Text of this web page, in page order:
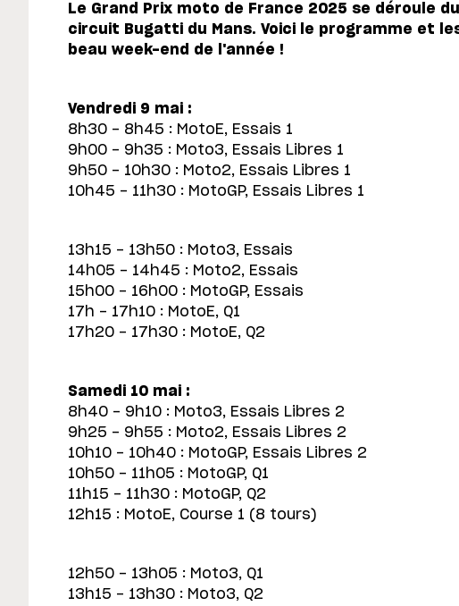
Le Grand Prix moto de France 2025 se déroule
circuit Bugatti du Mans. Voici le programme et
beau week-end de l'année !
Vendredi 9 mai :
8h30 - 8h45 : MotoE, Essais 1
9h00 - 9h35 : Moto3, Essais Libres 1
9h50 - 10h30 : Moto2, Essais Libres 1
10h45 - 11h30 : MotoGP, Essais Libres 1
13h15 - 13h50 : Moto3, Essais
14h05 - 14h45 : Moto2, Essais
15h00 - 16h00 : MotoGP, Essais
17h - 17h10 : MotoE, Q1
17h20 - 17h30 : MotoE, Q2
Samedi 10 mai :
8h40 - 9h10 : Moto3, Essais Libres 2
9h25 - 9h55 : Moto2, Essais Libres 2
10h10 - 10h40 : MotoGP, Essais Libres 2
10h50 - 11h05 : MotoGP, Q1
11h15 - 11h30 : MotoGP, Q2
12h15 : MotoE, Course 1 (8 tours)
12h50 - 13h05 : Moto3, Q1
13h15 - 13h30 : Moto3, Q2